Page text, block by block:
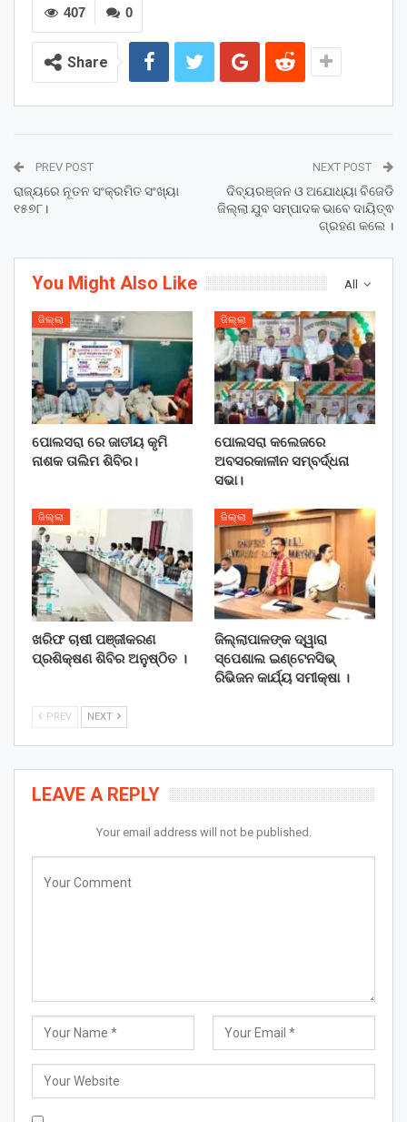
0
407
Share
PREV POST
ରାଜ୍ୟରେ ନୂତନ ସଂକ୍ରମିତ ସଂଖ୍ୟା
୧୫୭୮।
NEXT POST
ଦିବ୍ୟରଞ୍ଜନ ଓ ଅଯୋଧ୍ୟା ବିଜେଡି
ଜିଲ୍ଲା ଯୁବ ସମ୍ପାଦକ ଭାବେ ଦାୟିତ୍ଵ
ଗ୍ରହଣ କଲେ ।
All
You Might Also Like
ଜିଲ୍ଲା
ପୋଲସରା ରେ ଜାତୀୟ କୃମି
ନାଶକ ତାଲିମ ଶିବିର।
ଜିଲ୍ଲା
ପୋଲସରା କଲେଜରେ
ଅବସରକାଳୀନ ସମ୍ବର୍ଦ୍ଧନା
ସଭା।
ଜିଲ୍ଲା
ଖରିଫ ଚାଷୀ ପଞ୍ଜୀକରଣ
ପ୍ରଶିକ୍ଷଣ ଶିବିର ଅନୁଷ୍ଠିତ ।
ଜିଲ୍ଲା
ଜିଲ୍ଲାପାଳଙ୍କ ଦ୍ୱାରା
ସ୍ପେଶାଲ ଇଣ୍ଟେନସିଭ୍
ରିଭିଜନ କାର୍ଯ୍ୟ ସମୀକ୍ଷା ।
PREV NEXT
LEAVE A REPLY
Your email address will not be published.